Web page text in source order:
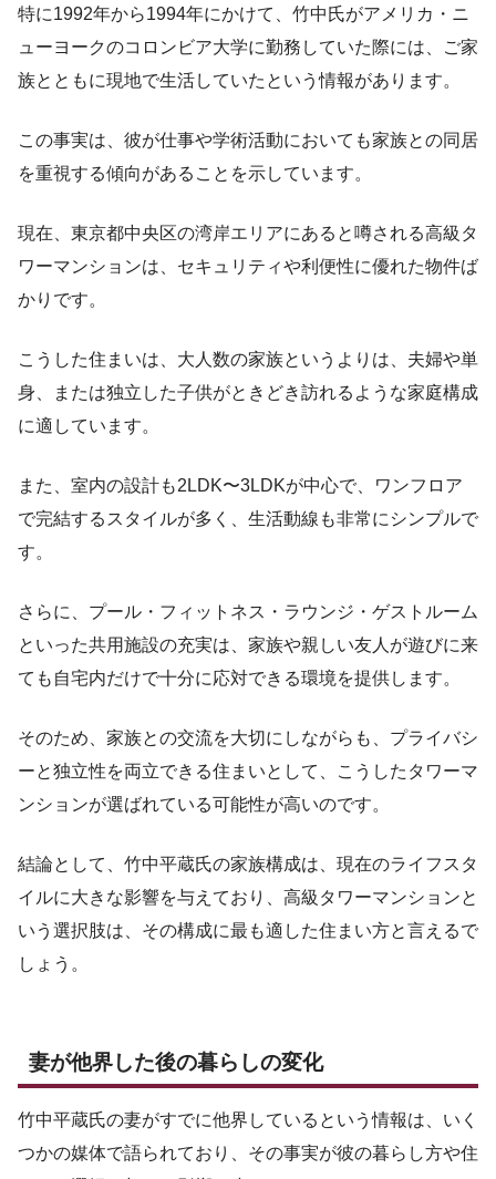
特に1992年から1994年にかけて、竹中氏がアメリカ・ニ
ューヨークのコロンビア大学に勤務していた際には、ご家
族とともに現地で生活していたという情報があります。
この事実は、彼が仕事や学術活動においても家族との同居
を重視する傾向があることを示しています。
現在、東京都中央区の湾岸エリアにあると噂される高級タ
ワーマンションは、セキュリティや利便性に優れた物件ば
かりです。
こうした住まいは、大人数の家族というよりは、夫婦や単
身、または独立した子供がときどき訪れるような家庭構成
に適しています。
また、室内の設計も2LDK〜3LDKが中心で、ワンフロア
で完結するスタイルが多く、生活動線も非常にシンプルで
す。
さらに、プール・フィットネス・ラウンジ・ゲストルーム
といった共用施設の充実は、家族や親しい友人が遊びに来
ても自宅内だけで十分に応対できる環境を提供します。
そのため、家族との交流を大切にしながらも、プライバシ
ーと独立性を両立できる住まいとして、こうしたタワーマ
ンションが選ばれている可能性が高いのです。
結論として、竹中平蔵氏の家族構成は、現在のライフスタ
イルに大きな影響を与えており、高級タワーマンションと
いう選択肢は、その構成に最も適した住まい方と言えるで
しょう。
妻が他界した後の暮らしの変化
竹中平蔵氏の妻がすでに他界しているという情報は、いく
つかの媒体で語られており、その事実が彼の暮らし方や住